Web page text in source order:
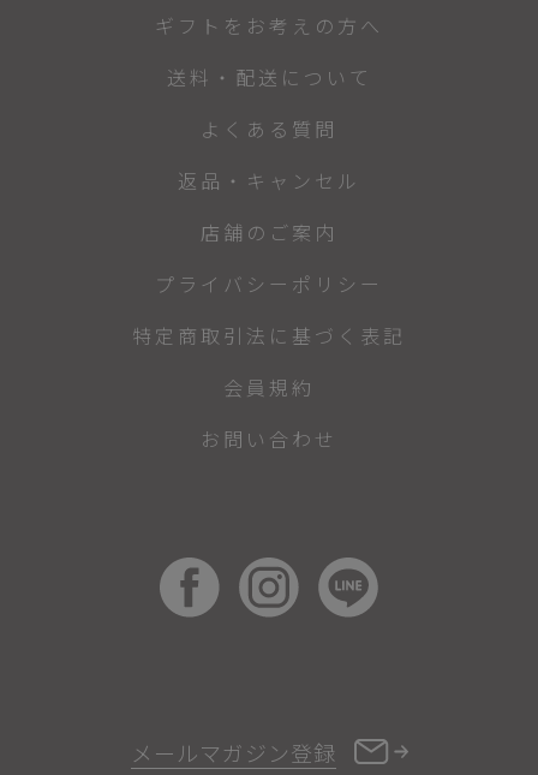
メールマガジン登録
ギフトをお考えの方へ
送料・配送について
よくある質問
返品・キャンセル
店舗のご案内
プライバシーポリシー
特定商取引法に基づく表記
会員規約
お問い合わせ